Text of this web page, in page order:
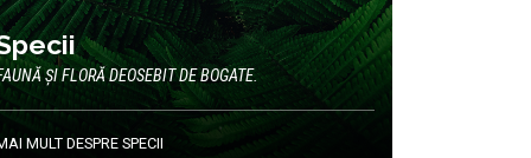
ȘI FLORĂ DEOSEBIT DE BOGATE.
MULT DESPRE SPECII